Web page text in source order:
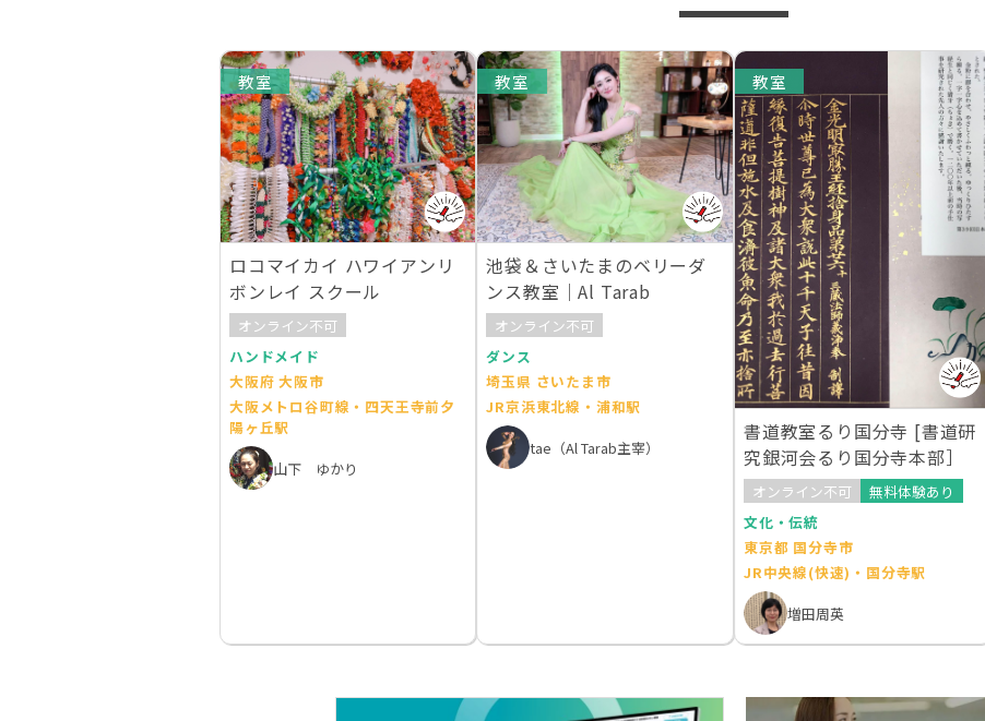
教室
ロコマイカイ ハワイアンリ
ボンレイ スクール
オンライン不可
ハンドメイド
大阪府 大阪市
大阪メトロ谷町線・四天王寺前夕
陽ヶ丘駅
山下 ゆかり
教室
池袋＆さいたまのベリーダ
ンス教室｜Al Tarab
オンライン不可
ダンス
埼玉県 さいたま市
JR京浜東北線・浦和駅
tae（Al Tarab主宰）
教室
書道教室るり国分寺 [書道研
究銀河会るり国分寺本部］
オンライン不可
無料体験あり
文化・伝統
東京都 国分寺市
JR中央線(快速)・国分寺駅
増田周英